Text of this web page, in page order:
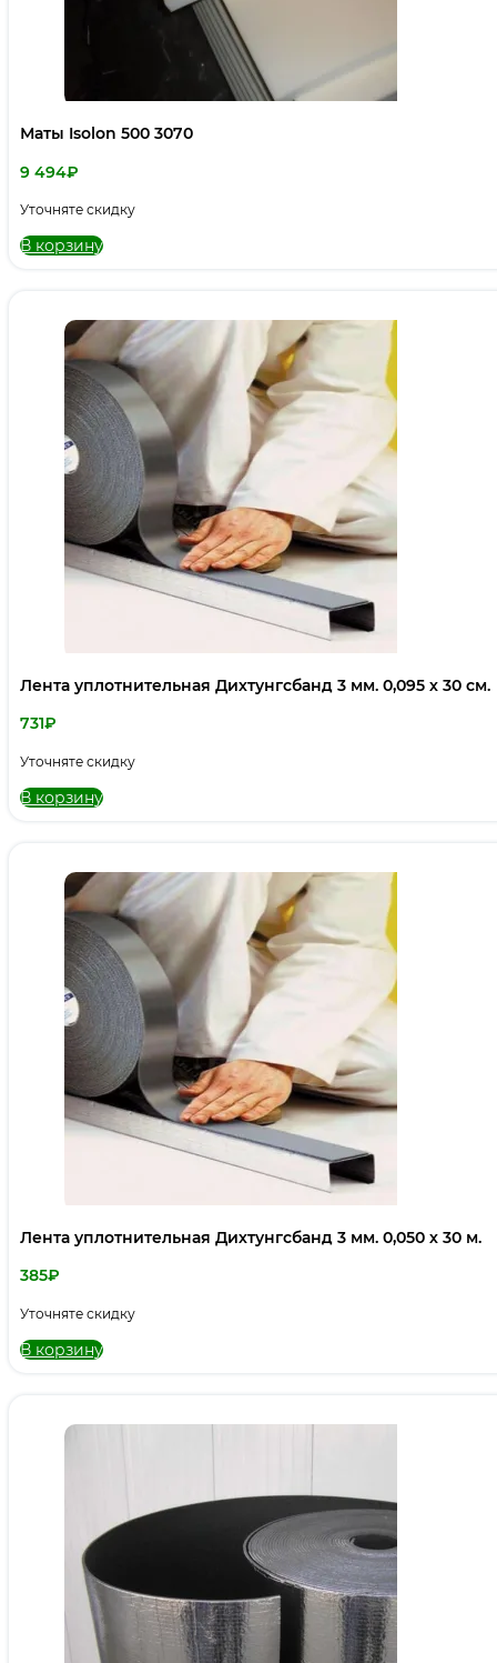
Маты Isolon 500 3070
9 494₽
Уточняте скидку
В корзину
Лента уплотнительная Дихтунгсбанд 3 мм. 0,095 х 30 см.
731₽
Уточняте скидку
В корзину
Лента уплотнительная Дихтунгсбанд 3 мм. 0,050 х 30 м.
385₽
Уточняте скидку
В корзину